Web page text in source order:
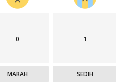
0
MARAH
1
SEDIH